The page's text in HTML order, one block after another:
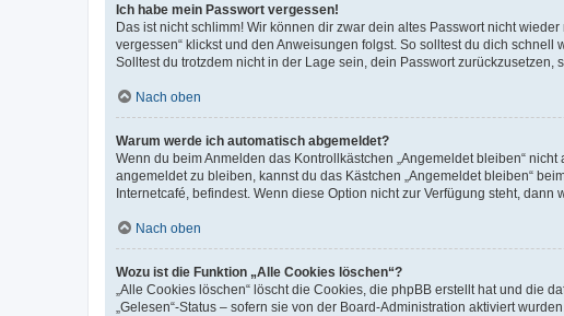
Ich habe mein Passwort vergessen!
Das ist nicht schlimm! Wir können dir zwar dein altes Passwort nicht
vergessen“ klickst und den Anweisungen folgst. So solltest du dich schnell
Solltest du trotzdem nicht in der Lage sein, dein Passwort zurückzusetzen,
Nach oben
Warum werde ich automatisch abgemeldet?
Wenn du beim Anmelden das Kontrollkästchen „Angemeldet bleiben“
angemeldet zu bleiben, kannst du das Kästchen „Angemeldet bleiben“
Internetcafé, befindest. Wenn diese Option nicht zur Verfügung steht,
Nach oben
Wozu ist die Funktion „Alle Cookies löschen“?
„Alle Cookies löschen“ löscht die Cookies, die phpBB erstellt hat und die
„Gelesen“-Status – sofern sie von der Board-Administration aktiviert